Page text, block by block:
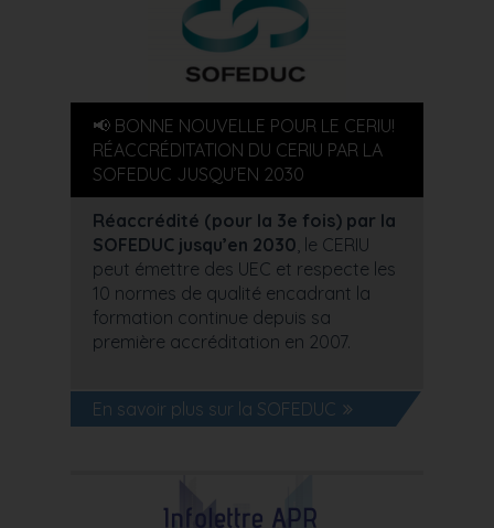
📢 BONNE NOUVELLE POUR LE CERIU!
RÉACCRÉDITATION DU CERIU PAR LA
SOFEDUC JUSQU’EN 2030
Réaccrédité (pour la 3e fois) par la
SOFEDUC jusqu’en 2030 , le CERIU
peut émettre des UEC et respecte les
10 normes de qualité encadrant la
formation continue depuis sa
première accréditation en 2007.
En savoir plus sur la SOFEDUC